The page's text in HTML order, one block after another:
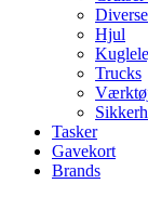
Hjul
Trucks
Tasker
Gavekort
Brands